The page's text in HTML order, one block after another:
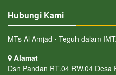
Hubungi Kami
MTs Al Amjad ⋅ Teguh dalam
Alamat
Dsn Pandan RT.04 RW.04